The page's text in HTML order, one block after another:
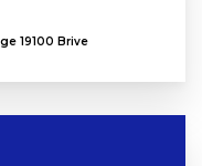
19100 Brive